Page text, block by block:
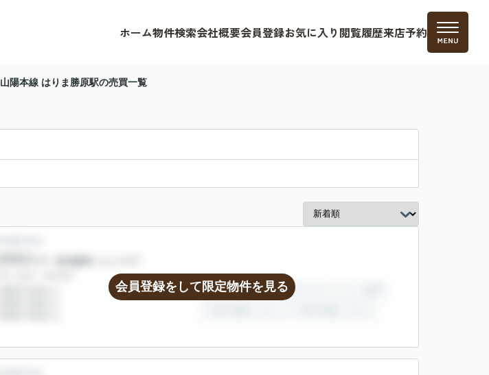
ホーム物件検索会社概要会員登録お気に入り 閲覧履歴来店予約
山陽本線 はりま勝原駅の売買一覧
会員登録をして限定物件を見る